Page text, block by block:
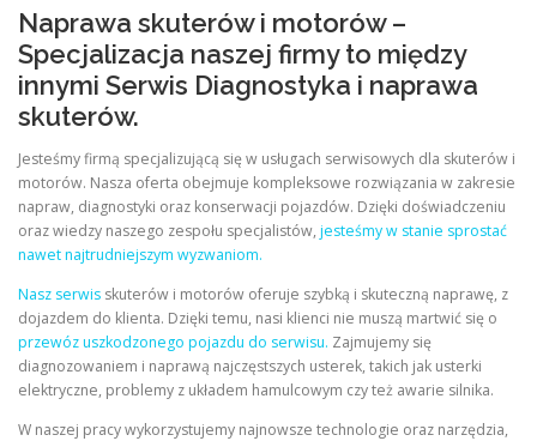
Naprawa skuterów i motorów –
Specjalizacja naszej firmy to między
innymi Serwis Diagnostyka i naprawa
skuterów.
Jesteśmy firmą specjalizującą się w usługach serwisowych dla skuterów i
motorów. Nasza oferta obejmuje kompleksowe rozwiązania w zakresie
napraw, diagnostyki oraz konserwacji pojazdów. Dzięki doświadczeniu
oraz wiedzy naszego zespołu specjalistów, jesteśmy w stanie sprostać
nawet najtrudniejszym wyzwaniom.
Nasz serwis skuterów i motorów oferuje szybką i skuteczną naprawę, z
dojazdem do klienta. Dzięki temu, nasi klienci nie muszą martwić się o
przewóz uszkodzonego pojazdu do serwisu. Zajmujemy się
diagnozowaniem i naprawą najczęstszych usterek, takich jak usterki
elektryczne, problemy z układem hamulcowym czy też awarie silnika.
W naszej pracy wykorzystujemy najnowsze technologie oraz narzędzia,